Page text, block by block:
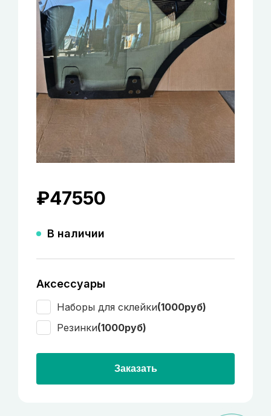
₽47550
В наличии
Аксессуары
Наборы для склейки(1000руб)
Резинки(1000руб)
Заказать